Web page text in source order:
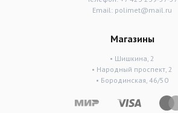
Email: polimet@mail.ru
Магазины
• Шишкина, 2
• Народный проспект, 2
• Бородинская, 46/50